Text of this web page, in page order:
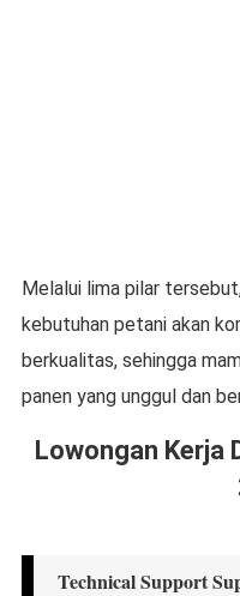
Melalui lima pilar
kebutuhan petani akan
berkualitas, sehingga
panen yang unggul dan
Lowongan Kerja
Technical Support